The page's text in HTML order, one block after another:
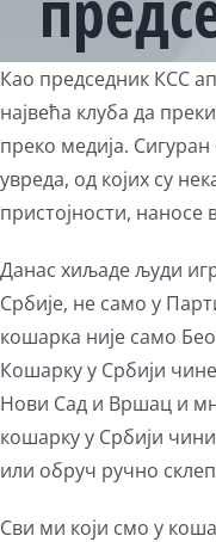
Као председник КСС
највећа клуба да
преко медија.
увреда, од којих су
пристојности, наносе
Данас хиљаде људи
Србије, не само у
кошарка није само
Кошарку у Србији
Нови Сад и Вршац и
кошарку у Србији
или обруч ручно
Сви ми који смо у